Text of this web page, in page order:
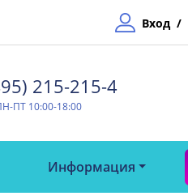
Вход /
215-215-4⁠
ПТ 10:00-18:00
Информация